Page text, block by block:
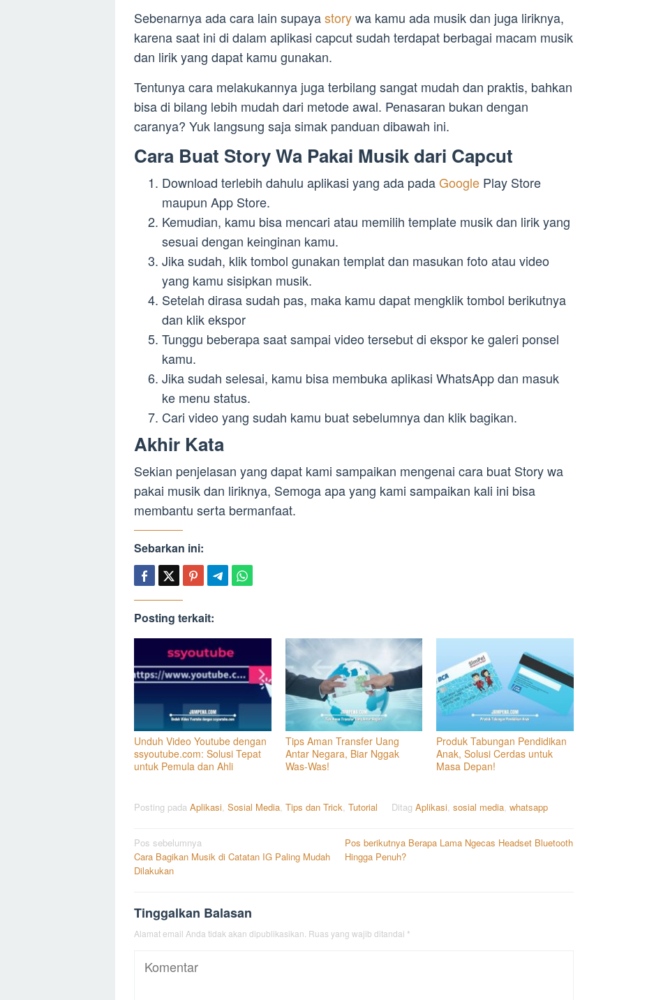
Sebenarnya ada cara lain supayastorywa kamu ada musik dan juga liriknya,
karena saat ini di dalam aplikasi capcut sudah terdapat berbagai macam musik
dan lirik yang dapat kamu gunakan.
Tentunya cara melakukannya juga terbilang sangat mudah dan praktis, bahkan
bisa di bilang lebih mudah dari metode awal. Penasaran bukan dengan
caranya? Yuk langsung saja simak panduan dibawah ini.
Cara Buat Story Wa Pakai Musik dari Capcut
Download terlebih dahulu aplikasi yang ada padaGoogle Play Store
maupun App Store.
Kemudian, kamu bisa mencari atau memilih template musik dan lirik yang
sesuai dengan keinginan kamu.
Jika sudah, klik tombol gunakan templat dan masukan foto atau video
yang kamu sisipkan musik.
Setelah dirasa sudah pas, maka kamu dapat mengklik tombol berikutnya
dan klik ekspor
Tunggu beberapa saat sampai video tersebut di ekspor ke galeri ponsel
kamu.
Jika sudah selesai, kamu bisa membuka aplikasi WhatsApp dan masuk
ke menu status.
Cari video yang sudah kamu buat sebelumnya dan klik bagikan.
Akhir Kata
Sekian penjelasan yang dapat kami sampaikan mengenai cara buat Story wa
pakai musik dan liriknya, Semoga apa yang kami sampaikan kali ini bisa
membantu serta bermanfaat.
Sebarkan ini:
Posting terkait:
Unduh Video Youtube dengan
ssyoutube.com: Solusi Tepat
untuk Pemula dan Ahli
Tips Aman Transfer Uang
Antar Negara, Biar Nggak
Was-Was!
Produk Tabungan Pendidikan
Anak, Solusi Cerdas untuk
Masa Depan!
Posting pada Aplikasi, Sosial Media, Tips dan Trick, Tutorial Ditag Aplikasi, sosial media, whatsapp
Navigasi
pos
Pos sebelumnya
Cara Bagikan Musik di Catatan IG Paling Mudah
Dilakukan
Pos berikutnya Berapa Lama Ngecas Headset Bluetooth
Hingga Penuh?
Tinggalkan Balasan
Alamat email Anda tidak akan dipublikasikan. Ruas yang wajib ditandai *